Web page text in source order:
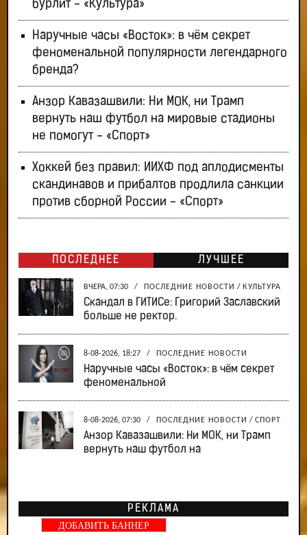
бурлит - «Культура»
Наручные часы «Восток»: в чём секрет
феноменальной популярности легендарного
бренда?
Анзор Кавазашвили: Ни МОК, ни Трамп
вернуть наш футбол на мировые стадионы
не помогут - «Спорт»
Хоккей без правил: ИИХФ под аплодисменты
скандинавов и прибалтов продлила санкции
против сборной России - «Спорт»
ПОСЛЕДНЕЕ ЛУЧШЕЕ
ВЧЕРА, 07:30 / ПОСЛЕДНИЕ НОВОСТИ / КУЛЬТУРА
Скандал в ГИТИСе: Григорий Заславский
больше не ректор.
8-08-2026, 18:27 / ПОСЛЕДНИЕ НОВОСТИ
Наручные часы «Восток»: в чём секрет
феноменальной
8-08-2026, 07:30 / ПОСЛЕДНИЕ НОВОСТИ / СПОРТ
Анзор Кавазашвили: Ни МОК, ни Трамп
вернуть наш футбол на
РЕКЛАМА
ДОБАВИТЬ БАННЕР